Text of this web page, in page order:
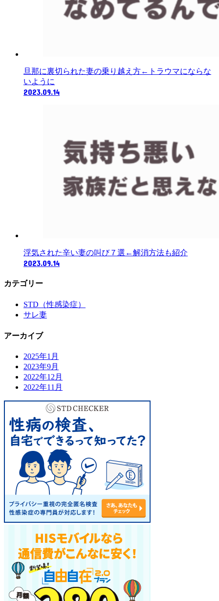
旦那に裏切られた妻の乗り越え方←トラウマにならな
いように
2023.09.14
浮気された辛い妻の叫び７選←解消方法も紹介
2023.09.14
カテゴリー
STD（性感染症）
サレ妻
アーカイブ
2025年1月
2023年9月
2022年12月
2022年11月